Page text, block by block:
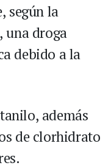
según la
una droga
debido a la
además
de clorhidrato